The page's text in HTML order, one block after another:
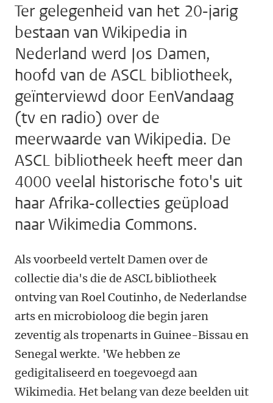
Ter gelegenheid van het 20-jarig
bestaan ​​van Wikipedia in
Nederland werd Jos Damen,
hoofd van de ASCL bibliotheek,
geïnterviewd door EenVandaag
(tv en radio) over de
meerwaarde van Wikipedia. De
ASCL bibliotheek heeft meer dan
4000 veelal historische foto's uit
haar Afrika-collecties geüpload
naar Wikimedia Commons.
Als voorbeeld vertelt Damen over de
collectie dia's die de ASCL bibliotheek
ontving van Roel Coutinho, de Nederlandse
arts en microbioloog die begin jaren
zeventig als tropenarts in Guinee-Bissau en
Senegal werkte. 'We hebben ze
gedigitaliseerd en toegevoegd aan
Wikimedia. Het belang van deze beelden uit